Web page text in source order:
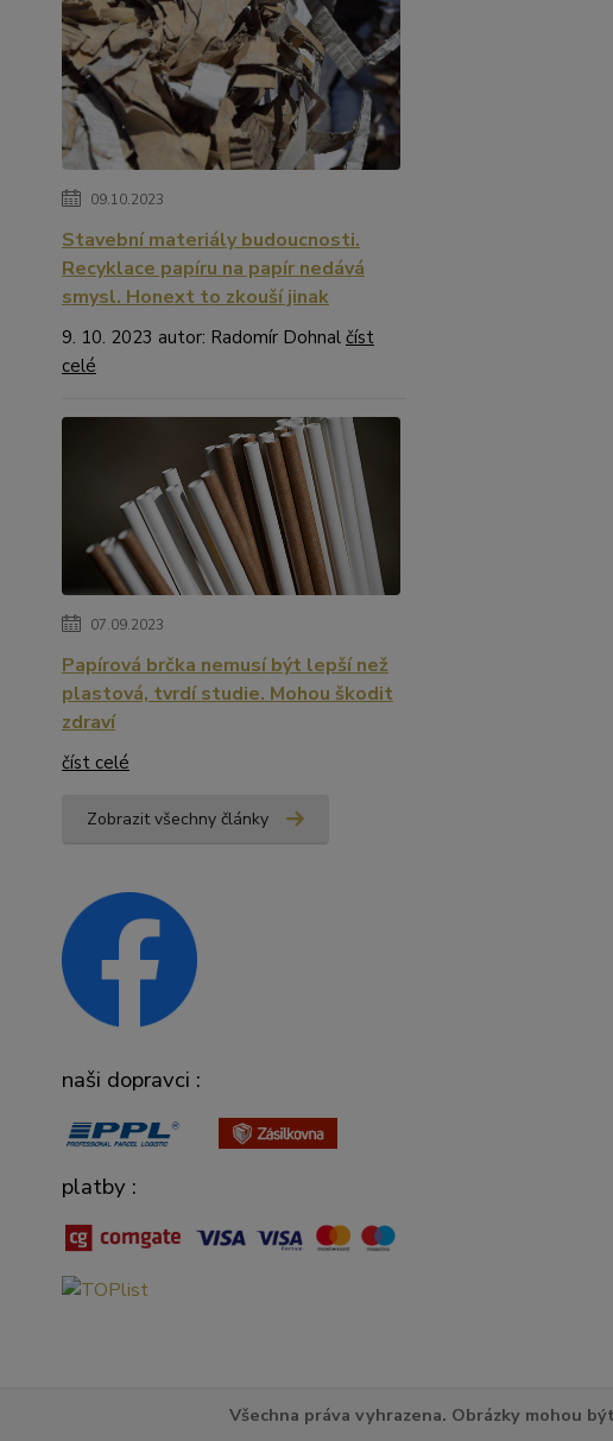
09.10.2023
Stavební materiály budoucnosti.
Recyklace papíru na papír nedává
smysl. Honext to zkouší jinak
9. 10. 2023 autor: Radomír Dohnal číst
celé
07.09.2023
Papírová brčka nemusí být lepší než
plastová, tvrdí studie. Mohou škodit
zdraví
číst celé
Zobrazit všechny články
naši dopravci :
platby :
Všechna práva vyhrazena. Obrázky mohou